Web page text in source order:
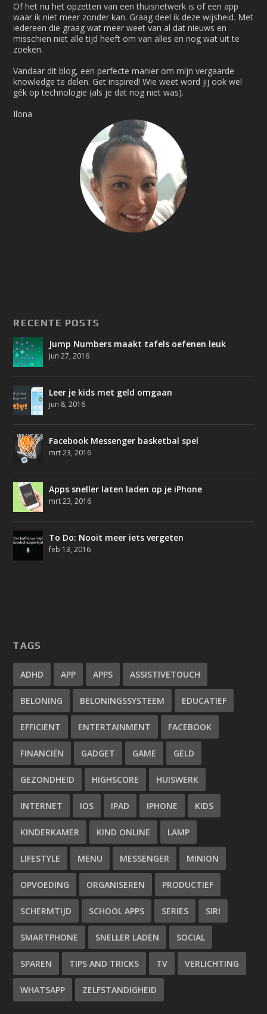
Of het nu het opzetten van een thuisnetwerk is of een app
waar ik niet meer zonder kan. Graag deel ik deze wijsheid. Met
iedereen die graag wat meer weet van al dat nieuws en
misschien niet alle tijd heeft om van alles en nog wat uit te
zoeken.
Vandaar dit blog, een perfecte manier om mijn vergaarde
knowledge te delen. Get inspired! Wie weet word jij ook wel
gék op technologie (als je dat nog niet was).
Ilona
RECENTE POSTS
Jump Numbers maakt tafels oefenen leuk
jun 27, 2016
Leer je kids met geld omgaan
jun 8, 2016
Facebook Messenger basketbal spel
mrt 23, 2016
Apps sneller laten laden op je iPhone
mrt 23, 2016
To Do: Nooit meer iets vergeten
feb 13, 2016
TAGS
ADHD APP APPS ASSISTIVETOUCH
BELONING BELONINGSSYSTEEM EDUCATIEF
EFFICIENT ENTERTAINMENT FACEBOOK
FINANCIËN GADGET GAME GELD
GEZONDHEID HIGHSCORE HUISWERK
INTERNET IOS IPAD IPHONE KIDS
KINDERKAMER KIND ONLINE LAMP
LIFESTYLE MENU MESSENGER MINION
OPVOEDING ORGANISEREN PRODUCTIEF
SCHERMTIJD SCHOOL APPS SERIES SIRI
SMARTPHONE SNELLER LADEN SOCIAL
SPAREN TIPS AND TRICKS TV VERLICHTING
WHATSAPP ZELFSTANDIGHEID